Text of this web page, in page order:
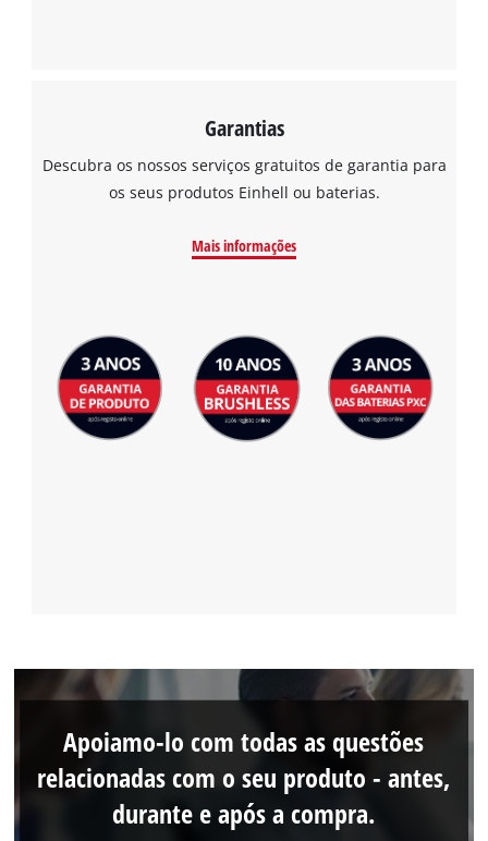
Garantias
Descubra os nossos serviços gratuitos de garantia para
os seus produtos Einhell ou baterias.
Mais informações
Apoiamo-lo com todas as questões
relacionadas com o seu produto - antes,
durante e após a compra.